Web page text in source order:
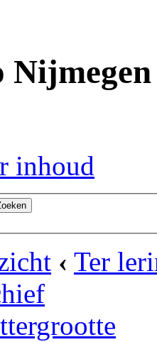
Nijmegen
inhoud
‹ Ter